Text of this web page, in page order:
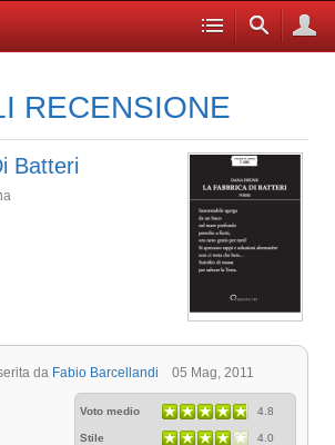
RECENSIONE
Batteri
da Fabio Barcellandi 05 Mag, 2011
Voto medio 4.8
Stile 4.0